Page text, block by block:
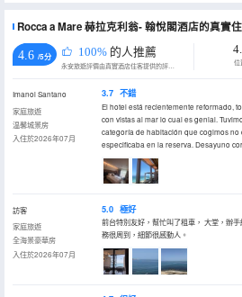
Rocca a Mare 赫拉克利翁- 翰悅閣酒店的真實
4.6 /5分 100% 的人推薦
永安旅遊評價由真實酒店住客提供的評價。 位
Imanol Santano
家庭旅遊
温馨城景房
入住於2026年07月
3.7 不錯
El hotel está recientemente reformado,
con vistas al mar lo cual es genial.
categoría de habitación que cogimos
especificaba en la reserva. Desayuno
訪客
家庭旅遊
全海景豪華房
入住於2026年07月
5.0 極好
前台特別友好，幫忙叫了租車， 大堂，辦
務很周到，細節很感動人。